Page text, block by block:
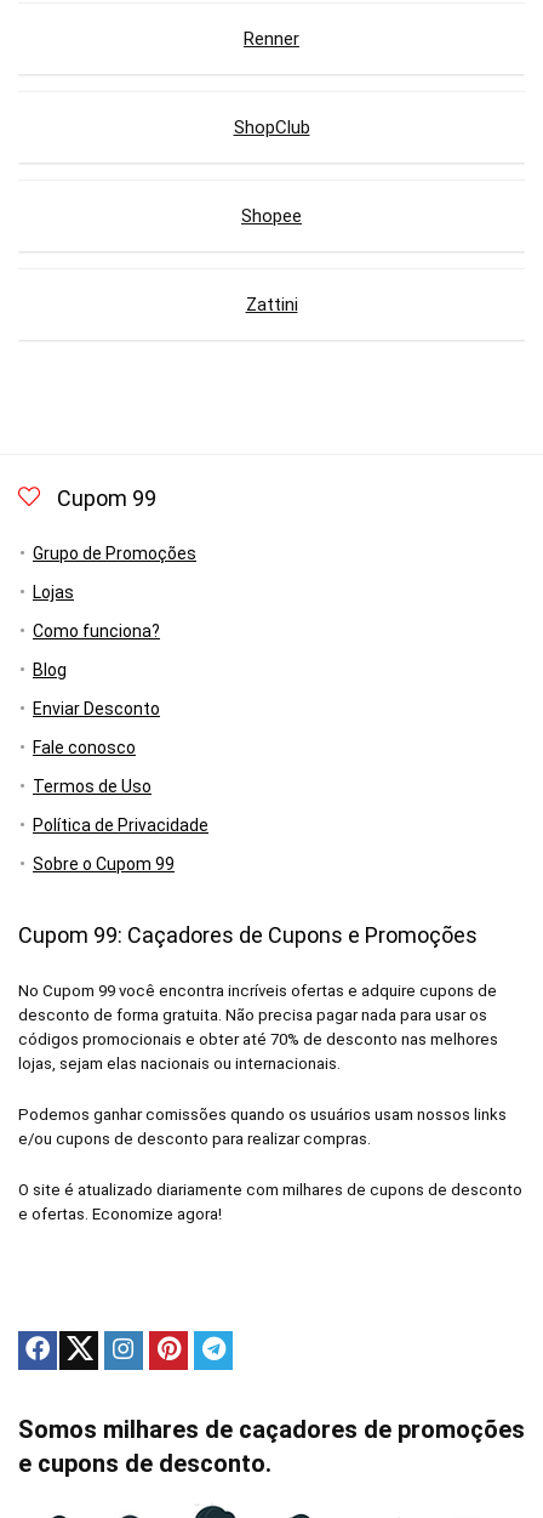
Renner
ShopClub
Shopee
Zattini
Cupom 99
Grupo de Promoções
Lojas
Como funciona?
Blog
Enviar Desconto
Fale conosco
Termos de Uso
Política de Privacidade
Sobre o Cupom 99
Cupom 99: Caçadores de Cupons e Promoções
No Cupom 99 você encontra incríveis ofertas e adquire cupons de
desconto de forma gratuita. Não precisa pagar nada para usar os
códigos promocionais e obter até 70% de desconto nas melhores
lojas, sejam elas nacionais ou internacionais.
Podemos ganhar comissões quando os usuários usam nossos links
e/ou cupons de desconto para realizar compras.
O site é atualizado diariamente com milhares de cupons de desconto
e ofertas. Economize agora!
Somos milhares de caçadores de promoções
e cupons de desconto.